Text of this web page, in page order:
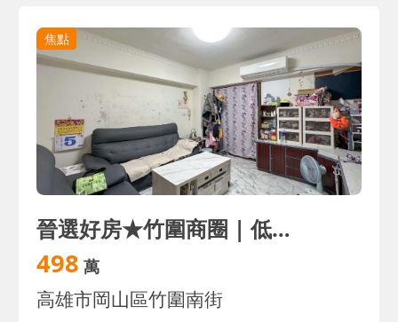
焦點
晉選好房★竹圍商圈 | 低總價 |稀有陽台進出三房
498 萬
高雄市岡山區竹圍南街